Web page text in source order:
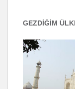
GEZDİĞİM